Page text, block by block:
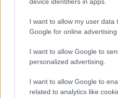
I want to allow my user data
Google for online advertising
I want to allow Google to
personalized advertising.
I want to allow Google to
related to analytics like
több otthoni kútból fogy ki a víz
lezárnak a napokban, a
mértékben lebénul
Elromlott a biztosítóberendezés
alapos késések alakultak ki a